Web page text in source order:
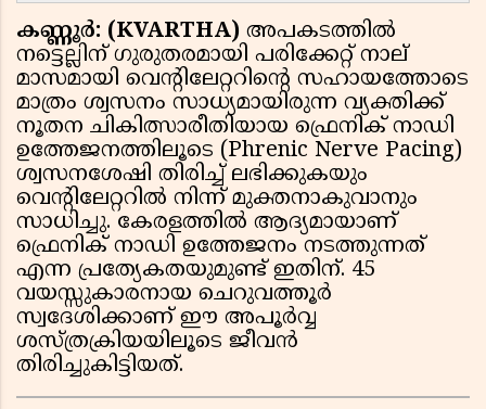
കണ്ണൂർ: (KVARTHA) അപകടത്തിൽ
നട്ടെല്ലിന് ഗുരുതരമായി പരിക്കേറ്റ് നാല്
മാസമായി വെന്റിലേറ്ററിന്റെ സഹായത്തോടെ
മാത്രം ശ്വസനം സാധ്യമായിരുന്ന വ്യക്തിക്ക്
നൂതന ചികിത്സാരീതിയായ ഫ്രെനിക് നാഡി
ഉത്തേജനത്തിലൂടെ (Phrenic Nerve Pacing)
ശ്വസനശേഷി തിരിച്ച് ലഭിക്കുകയും
വെന്റിലേറ്ററിൽ നിന്ന് മുക്തനാകുവാനും
സാധിച്ചു. കേരളത്തിൽ ആദ്യമായാണ്
ഫ്രെനിക് നാഡി ഉത്തേജനം നടത്തുന്നത്
എന്ന പ്രത്യേകതയുമുണ്ട് ഇതിന്. 45
വയസ്സുകാരനായ ചെറുവത്തൂർ
സ്വദേശിക്കാണ് ഈ അപൂർവ്വ
ശസ്ത്രക്രിയയിലൂടെ ജീവൻ
തിരിച്ചുകിട്ടിയത്.